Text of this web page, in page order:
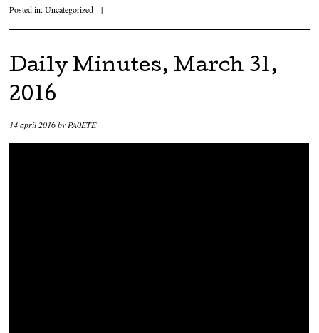
Posted in:Uncategorized |
Daily Minutes, March 31,
2016
14 april 2016by PA0ETE